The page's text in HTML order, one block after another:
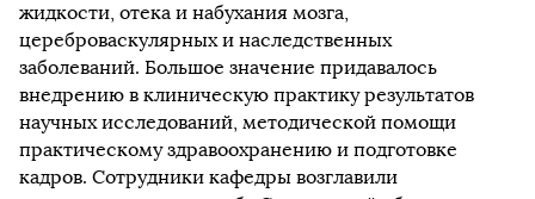
жидкости, отека и набухания мозга,
цереброваскулярных и наследственных
заболеваний. Большое значение придавалось
внедрению в клиническую практику результатов
научных исследований, методической помощи
практическому здравоохранению и подготовке
кадров. Сотрудники кафедры возглавили